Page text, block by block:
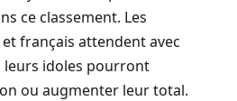
ce classement. Les
français attendent avec
leurs idoles pourront
ou augmenter leur total.